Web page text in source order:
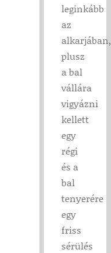
leginkább
az
alkarjában,
plusz
a bal
vállára
vigyázni
kellett
egy
régi
és a
bal
tenyerére
egy
friss
sérülés